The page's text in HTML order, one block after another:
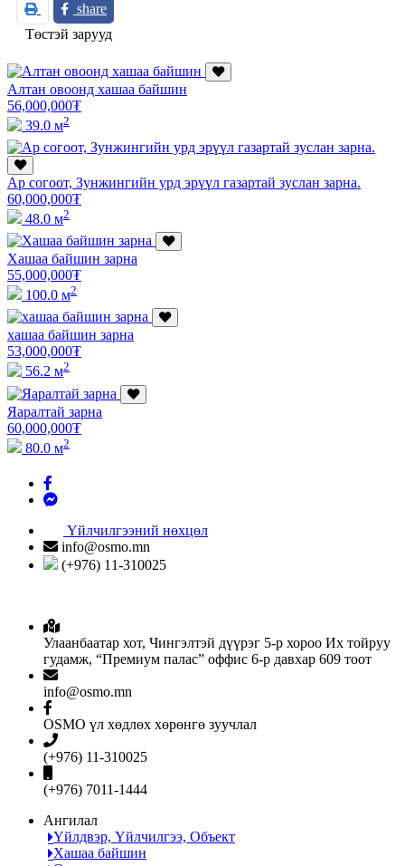
share
Төстэй зарууд
Алтан овоонд хашаа байшин
56,000,000₮
39.0 м2
Ар согоот, Зунжингийн урд эрүүл газартай зуслан зарна.
60,000,000₮
48.0 м2
Хашаа байшин зарна
55,000,000₮
100.0 м2
хашаа байшин зарна
53,000,000₮
56.2 м2
Яаралтай зарна
60,000,000₮
80.0 м2
Үйлчилгээний нөхцөл
info@osmo.mn
(+976) 11-310025
Улаанбаатар хот, Чингэлтэй дүүрэг 5-р хороо Их тойруу
гудамж, “Премиум палас” оффис 6-р давхар 609 тоот
info@osmo.mn
OSMO үл хөдлөх хөрөнгө зуучлал
(+976) 11-310025
(+976) 7011-1444
Ангилал
Үйлдвэр, Үйлчилгээ, Объект
Хашаа байшин